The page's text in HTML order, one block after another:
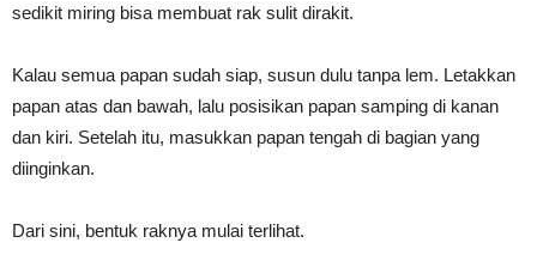
sedikit miring bisa membuat rak sulit dirakit.
Kalau semua papan sudah siap, susun dulu tanpa lem. Letakkan
papan atas dan bawah, lalu posisikan papan samping di kanan
dan kiri. Setelah itu, masukkan papan tengah di bagian yang
diinginkan.
Dari sini, bentuk raknya mulai terlihat.